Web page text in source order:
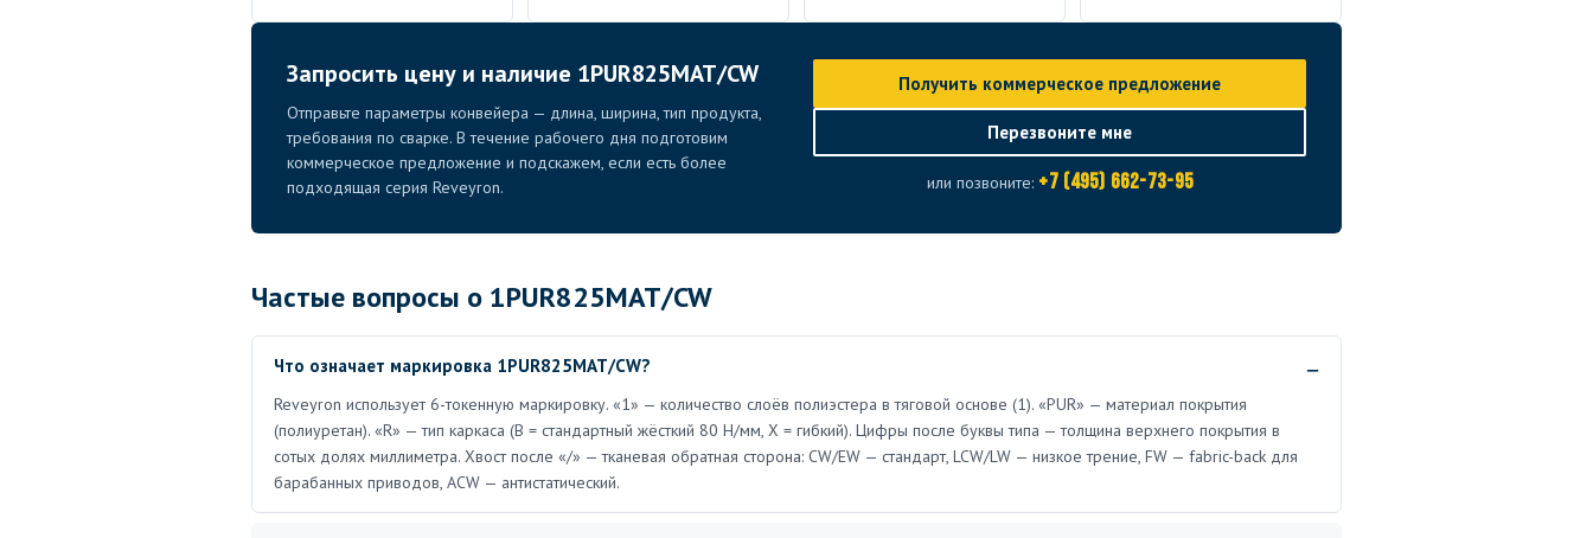
Запросить цену и наличие 1PUR825MAT/CW
Отправьте параметры конвейера — длина, ширина, тип продукта,
требования по сварке. В течение рабочего дня подготовим
коммерческое предложение и подскажем, если есть более
подходящая серия Reveyron.
Получить коммерческое предложение
Перезвоните мне
или позвоните: +7 (495) 662-73-95
Частые вопросы о 1PUR825MAT/CW
Что означает маркировка 1PUR825MAT/CW?
Reveyron использует 6-токенную маркировку. «1» — количество слоёв полиэстера в тяговой основе (1). «PUR» — материал покрытия
(полиуретан). «R» — тип каркаса (B = стандартный жёсткий 80 Н/мм, X = гибкий). Цифры после буквы типа — толщина верхнего покрытия в
сотых долях миллиметра. Хвост после «/» — тканевая обратная сторона: CW/EW — стандарт, LCW/LW — низкое трение, FW — fabric-back для
барабанных приводов, ACW — антистатический.